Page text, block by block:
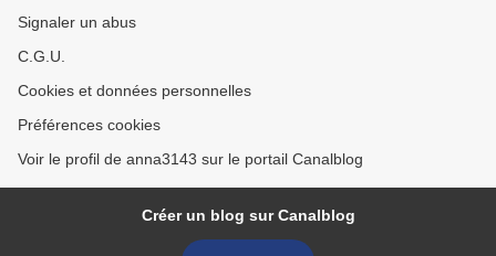
Signaler un abus
C.G.U.
Cookies et données personnelles
Préférences cookies
Voir le profil de anna3143 sur le portail Canalblog
Créer un blog sur Canalblog